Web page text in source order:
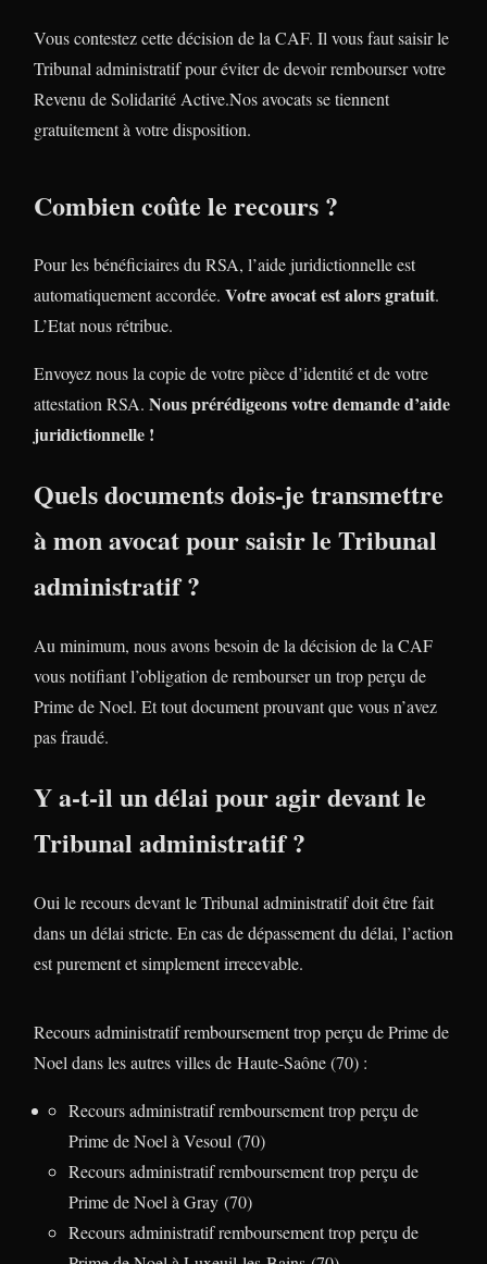
Vous contestez cette décision de la CAF. Il vous faut saisir le
Tribunal administratif pour éviter de devoir rembourser votre
Revenu de Solidarité Active.Nos avocats se tiennent
gratuitement à votre disposition.
Combien coûte le recours ?
Pour les bénéficiaires du RSA, l’aide juridictionnelle est
automatiquement accordée. Votre avocat est alors gratuit.
L’Etat nous rétribue.
Envoyez nous la copie de votre pièce d’identité et de votre
attestation RSA. Nous prérédigeons votre demande d’aide
juridictionnelle !
Quels documents dois-je transmettre
à mon avocat pour saisir le Tribunal
administratif ?
Au minimum, nous avons besoin de la décision de la CAF
vous notifiant l’obligation de rembourser un trop perçu de
Prime de Noel. Et tout document prouvant que vous n’avez
pas fraudé.
Y a-t-il un délai pour agir devant le
Tribunal administratif ?
Oui le recours devant le Tribunal administratif doit être fait
dans un délai stricte. En cas de dépassement du délai, l’action
est purement et simplement irrecevable.
Recours administratif remboursement trop perçu de Prime de
Noel dans les autres villes de Haute-Saône (70) :
Recours administratif remboursement trop perçu de
Prime de Noel à Vesoul (70)
Recours administratif remboursement trop perçu de
Prime de Noel à Gray (70)
Recours administratif remboursement trop perçu de